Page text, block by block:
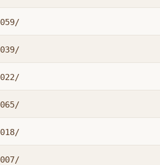
059/
039/
022/
065/
018/
007/